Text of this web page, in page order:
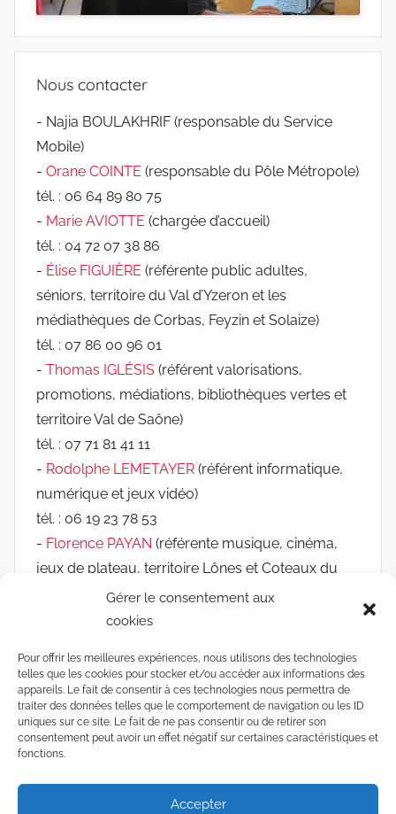
Gérer le consentement aux
cookies
Pour offrir les meilleures expériences, nous utilisons des technologies
telles que les cookies pour stocker et/ou accéder aux informations des
appareils. Le fait de consentir à ces technologies nous permettra de
traiter des données telles que le comportement de navigation ou les ID
uniques sur ce site. Le fait de ne pas consentir ou de retirer son
consentement peut avoir un effet négatif sur certaines caractéristiques et
fonctions.
Accepter
Nous contacter
- Najia BOULAKHRIF (responsable du Service
Mobile)
- Orane COINTE (responsable du Pôle Métropole)
tél. : 06 64 89 80 75
- Marie AVIOTTE (chargée d’accueil)
tél. : 04 72 07 38 86
- Élise FIGUIÈRE (référente public adultes,
séniors, territoire du Val d’Yzeron et les
médiathèques de Corbas, Feyzin et Solaize)
tél. : 07 86 00 96 01
- Thomas IGLÉSIS (référent valorisations,
promotions, médiations, bibliothèques vertes et
territoire Val de Saône)
tél. : 07 71 81 41 11
- Rodolphe LEMETAYER (référent informatique,
numérique et jeux vidéo)
tél. : 06 19 23 78 53
- Florence PAYAN (référente musique, cinéma,
jeux de plateau, territoire Lônes et Coteaux du
Rhône et les médiathèques de Chassieu, Jonage
-Camille REYMONDON(référente jeunesse,
accessibilité, réseau Rebond et Sathonay-Camp)
tél. : 06 12 77 19 14